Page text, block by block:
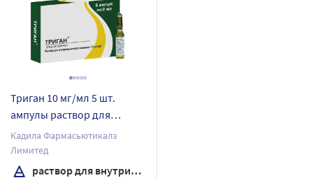
Триган 10 мг/мл 5 шт.
ампулы раствор для
внутримышечного
введения 2 мл
Кадила Фармасьютикалз
Лимитед
раствор для внутримышечного введения